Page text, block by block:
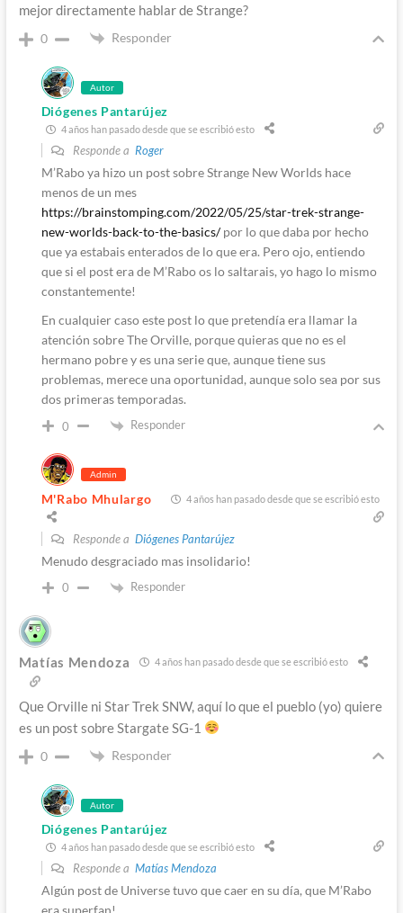
mejor directamente hablar de Strange?
0 Responder
Autor
Diógenes Pantarújez
4 años han pasado desde que se escribió esto
Responde a Roger
M’Rabo ya hizo un post sobre Strange New Worlds hace
menos de un mes
https://brainstomping.com/2022/05/25/star-trek-strange-
new-worlds-back-to-the-basics/por lo que daba por hecho
que ya estabais enterados de lo que era. Pero ojo, entiendo
que si el post era de M’Rabo os lo saltarais, yo hago lo mismo
constantemente!
En cualquier caso este post lo que pretendía era llamar la
atención sobre The Orville, porque quieras que no es el
hermano pobre y es una serie que, aunque tiene sus
problemas, merece una oportunidad, aunque solo sea por sus
dos primeras temporadas.
0 Responder
Admin
M'Rabo Mhulargo 4 años han pasado desde que se escribió esto
Responde a Diógenes Pantarújez
Menudo desgraciado mas insolidario!
0 Responder
Matías Mendoza 4 años han pasado desde que se escribió esto
Que Orville ni Star Trek SNW, aquí lo que el pueblo (yo) quiere
es un post sobre Stargate SG-1
0 Responder
Autor
Diógenes Pantarújez
4 años han pasado desde que se escribió esto
Responde a Matías Mendoza
Algún post de Universe tuvo que caer en su día, que M’Rabo